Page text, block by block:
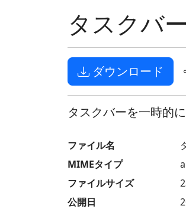
タスクバ
ダウンロード
タスクバーを一時的
ファイル名
MIMEタイプ
ファイルサイズ
公開日